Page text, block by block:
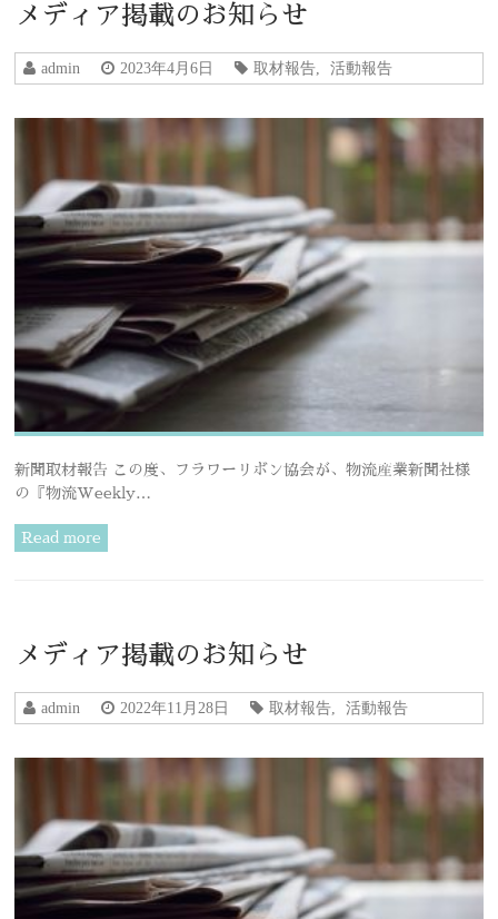
メディア掲載のお知らせ
admin 2023年4月6日 取材報告 活動報告
新聞取材報告 この度、フラワーリボン協会が、物流産業新聞社様
の『物流Weekly…
Read more
メディア掲載のお知らせ
admin 2022年11月28日 取材報告 活動報告